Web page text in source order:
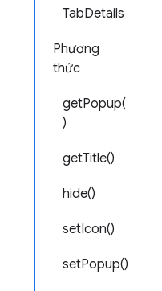
TabDetails
Phương
thức
getPopup(
)
getTitle()
hide()
setIcon()
setPopup()